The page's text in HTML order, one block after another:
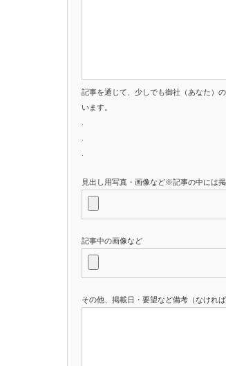
記事を通じて、少しでも御社（あなた）
います。
見出し用写真・画像など※記事の中には掲
記事中の画像など
その他、掲載日・要望など備考（なければ